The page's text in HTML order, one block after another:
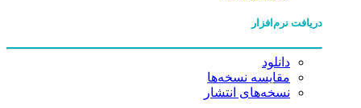
دریافت نرم‌افزار
دانلود
مقایسه نسخه‌ها
نسخه‌های انتشار